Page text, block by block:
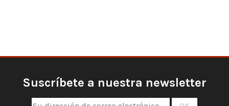
Suscríbete a nuestra newsletter